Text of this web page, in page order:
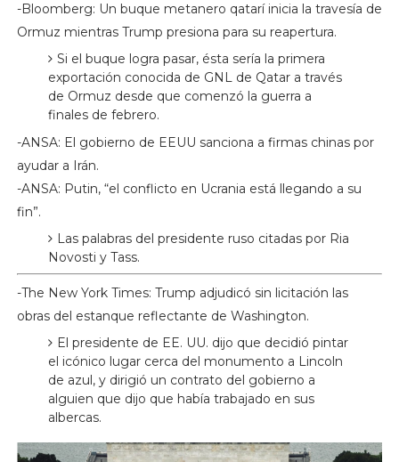
-Bloomberg: Un buque metanero qatarí inicia la travesía de
Ormuz mientras Trump presiona para su reapertura.
Si el buque logra pasar, ésta sería la primera
exportación conocida de GNL de Qatar a través
de Ormuz desde que comenzó la guerra a
finales de febrero.
-ANSA: El gobierno de EEUU sanciona a firmas chinas por
ayudar a Irán.
-ANSA: Putin, “el conflicto en Ucrania está llegando a su
fin”.
Las palabras del presidente ruso citadas por Ria
Novosti y Tass.
-The New York Times: Trump adjudicó sin licitación las
obras del estanque reflectante de Washington.
El presidente de EE. UU. dijo que decidió pintar
el icónico lugar cerca del monumento a Lincoln
de azul, y dirigió un contrato del gobierno a
alguien que dijo que había trabajado en sus
albercas.